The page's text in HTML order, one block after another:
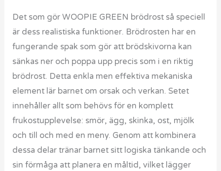
Det som gör WOOPIE GREEN brödrost så speciell
är dess realistiska funktioner. Brödrosten har en
fungerande spak som gör att brödskivorna kan
sänkas ner och poppa upp precis som i en riktig
brödrost. Detta enkla men effektiva mekaniska
element lär barnet om orsak och verkan. Setet
innehåller allt som behövs för en komplett
frukostupplevelse: smör, ägg, skinka, ost, mjölk
och till och med en meny. Genom att kombinera
dessa delar tränar barnet sitt logiska tänkande och
sin förmåga att planera en måltid, vilket lägger